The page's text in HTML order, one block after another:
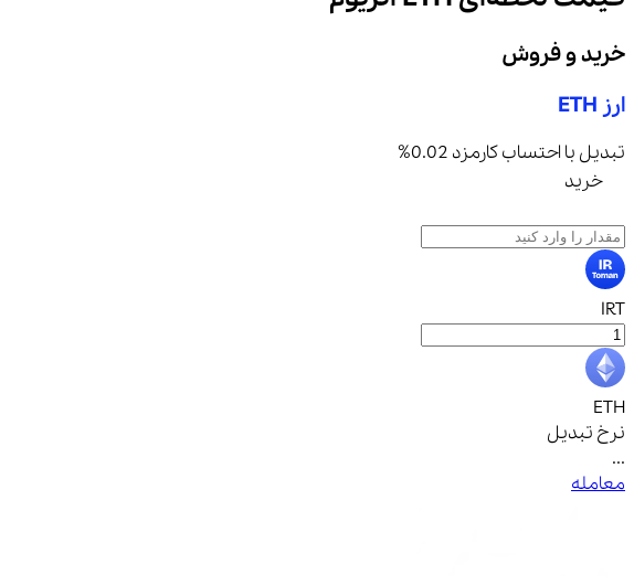
خرید و فروش
ارز ETH
تبدیل با احتساب کارمزد 0.02%
خرید
IRT
ETH
نرخ تبدیل
...
معامله